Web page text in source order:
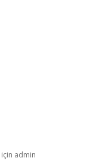
için admin